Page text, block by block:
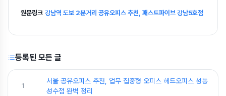
원문링크 강남역 도보 2분거리 공유오피스 추천, 패스트파이브 강남5호점
등록된 모든 글
1
서울 공유오피스 추천, 업무 집중형 오피스 헤드오피스 성동
성수점 완벽 정리